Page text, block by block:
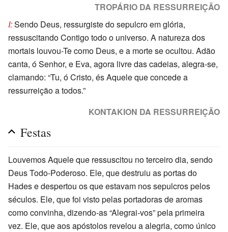
TROPÁRIO DA RESSURREIÇÃO
I:Sendo Deus, ressurgiste do sepulcro em glória,
ressuscitando Contigo todo o universo. A natureza dos
mortais louvou-Te como Deus, e a morte se ocultou. Adão
canta, ó Senhor, e Eva, agora livre das cadeias, alegra-se,
clamando: “Tu, ó Cristo, és Aquele que concede a
ressurreição a todos.”
KONTAKION DA RESSURREIÇÃO
Festas
Louvemos Aquele que ressuscitou no terceiro dia, sendo
Deus Todo-Poderoso. Ele, que destruiu as portas do
Hades e despertou os que estavam nos sepulcros pelos
séculos. Ele, que foi visto pelas portadoras de aromas
como convinha, dizendo-as “Alegrai-vos” pela primeira
vez. Ele, que aos apóstolos revelou a alegria, como único